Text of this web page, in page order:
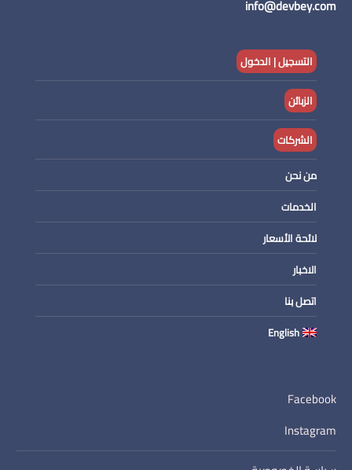
info@devbey.com
التسجيل | الدخول
الزبائن
الشركات
من نحن
الخدمات
لائحة الأسعار
الاخبار
اتصل بنا
English
Facebook
Instagram